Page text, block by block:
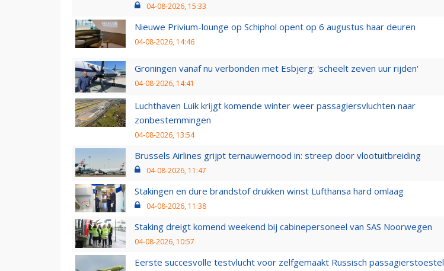
04-08-2026, 15:33
Nieuwe Privium-lounge op Schiphol opent op 6 augustus haar deuren
04-08-2026, 14:46
Groningen vanaf nu verbonden met Esbjerg: 'scheelt zeven uur rijden'
04-08-2026, 14:41
Luchthaven Luik krijgt komende winter weer passagiersvluchten naar
zonbestemmingen
04-08-2026, 13:54
Brussels Airlines grijpt ternauwernood in: streep door vlootuitbreiding
04-08-2026, 11:47
Stakingen en dure brandstof drukken winst Lufthansa hard omlaag
04-08-2026, 11:38
Staking dreigt komend weekend bij cabinepersoneel van SAS Noorwegen
04-08-2026, 10:57
Eerste succesvolle testvlucht voor zelfgemaakt Russisch passagierstoestel